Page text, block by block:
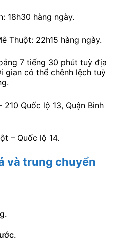
18h30 hàng ngày.
Thuột: 22h15 hàng ngày.
7 tiếng 30 phút tuỳ địa
gian có thể chênh lệch tuỳ
Quốc lộ 13, Quận Bình
– Quốc lộ 14.
và trung chuyển